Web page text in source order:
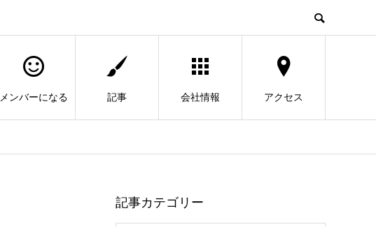
メンバーになる 記事 会社情報 アクセス
記事カテゴリー